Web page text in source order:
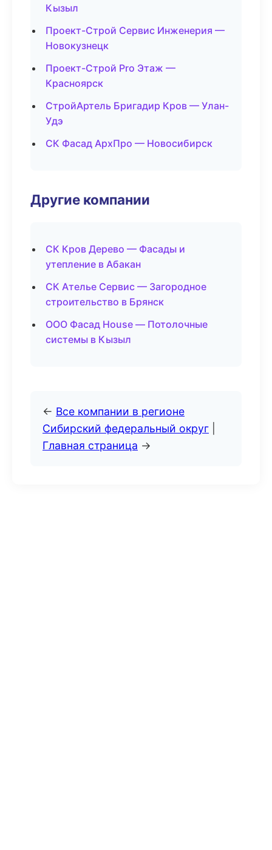
Кызыл
Проект-Строй Сервис Инженерия —
Новокузнецк
Проект-Строй Pro Этаж —
Красноярск
СтройАртель Бригадир Кров — Улан-
Удэ
СК Фасад АрхПро — Новосибирск
Другие компании
СК Кров Дерево — Фасады и
утепление в Абакан
СК Ателье Сервис — Загородное
строительство в Брянск
ООО Фасад House — Потолочные
системы в Кызыл
← Все компании в регионе
Сибирский федеральный округ
Главная страница →